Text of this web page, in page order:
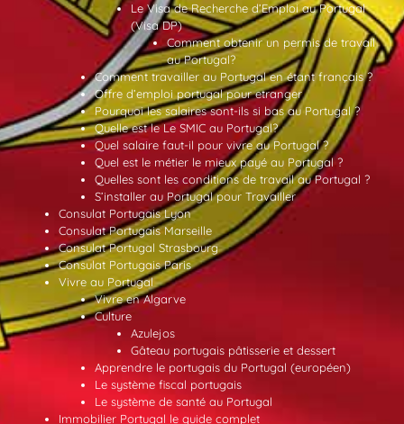
Le Visa de Recherche d’Emploi au Portugal
(Visa DP)
Comment obtenir un permis de travail
au Portugal?
Comment travailler au Portugal en étant français ?
Offre d’emploi portugal pour etranger
Pourquoi les salaires sont-ils si bas au Portugal ?
Quelle est le Le SMIC au Portugal?
Quel salaire faut-il pour vivre au Portugal ?
Quel est le métier le mieux payé au Portugal ?
Quelles sont les conditions de travail au Portugal ?
S’installer au Portugal pour Travailler
Consulat Portugais Lyon
Consulat Portugais Marseille
Consulat Portugal Strasbourg
Consulat Portugais Paris
Vivre au Portugal
Vivre en Algarve
Culture
Azulejos
Gâteau portugais pâtisserie et dessert
Apprendre le portugais du Portugal (européen)
Le système fiscal portugais
Le système de santé au Portugal
Immobilier Portugal le guide complet